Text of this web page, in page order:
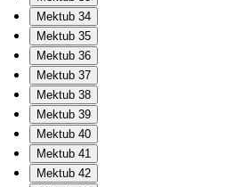
Mektub 34
Mektub 35
Mektub 36
Mektub 37
Mektub 38
Mektub 39
Mektub 40
Mektub 41
Mektub 42